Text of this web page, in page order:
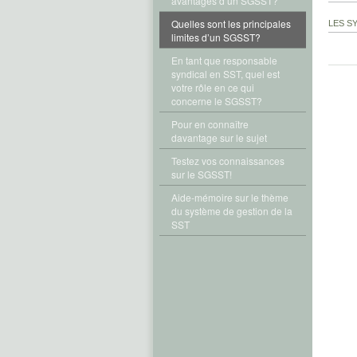
Quelles sont les principales
limites d’un SGSST?
En tant que responsable
syndical en SST, quel est
votre rôle en ce qui
concerne le SGSST?
Pour en connaître
davantage sur le sujet
Testez vos connaissances
sur le SGSST!
Aide-mémoire sur le thème
du système de gestion de la
SST
LES